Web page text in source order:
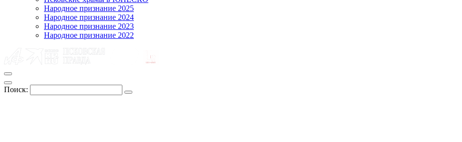
Народное признание 2025
Народное признание 2024
Народное признание 2023
Народное признание 2022
Поиск: